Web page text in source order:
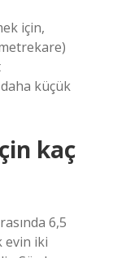
için,
küçük
kaç
6,5
evin iki